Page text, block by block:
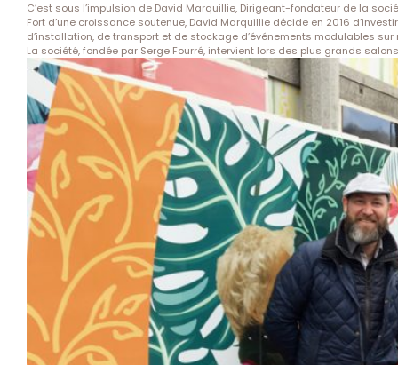
C’est sous l’impulsion de David Marquillie, Dirigeant-fondateur de la
Fort d’une croissance soutenue, David Marquillie décide en 2016
d’installation, de transport et de stockage d’événements modulables
La société, fondée par Serge Fourré, intervient lors des plus grands